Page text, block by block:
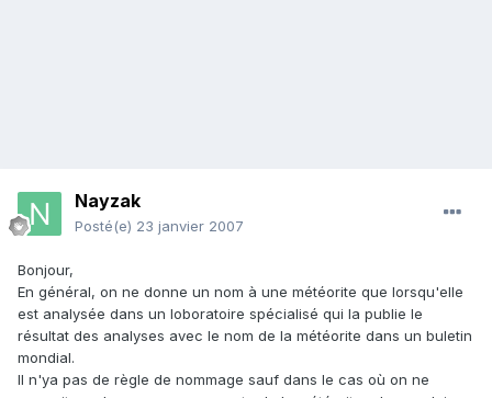
Nayzak
Posté(e) 23 janvier 2007
Bonjour,
En général, on ne donne un nom à une météorite que lorsqu'elle
est analysée dans un loboratoire spécialisé qui la publie le
résultat des analyses avec le nom de la météorite dans un buletin
mondial.
Il n'ya pas de règle de nommage sauf dans le cas où on ne